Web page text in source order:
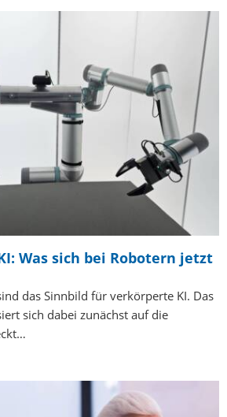
Was sich bei Robotern jetzt
das Sinnbild für verkörperte KI. Das
sich dabei zunächst auf die